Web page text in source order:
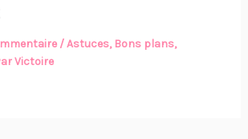
/Astuces, Bons plans,
Victoire